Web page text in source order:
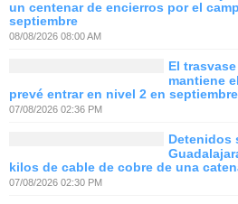
un centenar de encierros por el
septiembre
08/08/2026 08:00 AM
El
mantiene
prevé entrar en nivel 2 en septiembre
07/08/2026 02:36 PM
Detenidos
kilos de cable de cobre de una
07/08/2026 02:30 PM